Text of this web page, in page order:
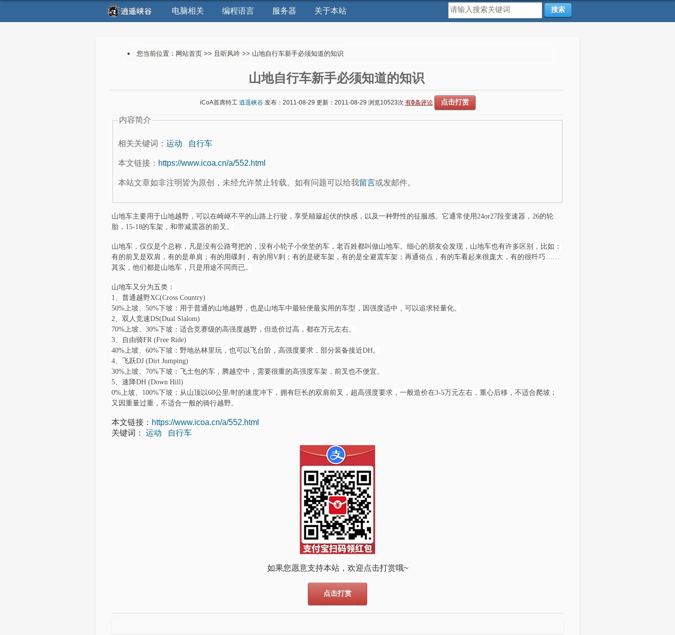
电脑相关 编程语言 服务器 关于本站 搜索
您当前位置： 网站首页>> 且听风吟>> 山地自行车新手必须知道的知识
山地自行车新手必须知道的知识
iCoA首席特工 逍遥峡谷发布：2011-08-29 更新：2011-08-29 浏览10523次 有0条评论 点击打赏
内容简介
相关关键词： 运动 自行车
本文链接： https://www.icoa.cn/a/552.html
本站文章如非注明皆为原创，未经允许禁止转载。如有问题可以给我留言或发邮件。
山地车主要用于山地越野，可以在崎岖不平的山路上行驶，享受颠簸起伏的快感，以及一种野性的征服感。它通常使用24or27段变速器，26的轮
胎，15-18的车架，和带减震器的前叉。
山地车，仅仅是个总称，凡是没有公路弯把的，没有小轮子小坐垫的车，老百姓都叫做山地车。细心的朋友会发现，山地车也有许多区别，比如：
有的前叉是双肩，有的是单肩；有的用碟刹，有的用V刹；有的是硬车架，有的是全避震车架；再通俗点，有的车看起来很庞大，有的很纤巧……
其实，他们都是山地车，只是用途不同而已。
山地车又分为五类：
1、普通越野XC(Cross Country)
50%上坡、50%下坡：用于普通的山地越野，也是山地车中最轻便最实用的车型，因强度适中，可以追求轻量化。
2、双人竞速DS(Dual Slalom)
70%上坡、30%下坡：适合竞赛级的高强度越野，但造价过高，都在万元左右。
3、自由骑FR (Free Ride)
40%上坡、60%下坡：野地丛林里玩，也可以飞台阶，高强度要求，部分装备接近DH。
4、飞跃DJ (Dirt Jumping)
30%上坡、70%下坡：飞土包的车，腾越空中，需要很重的高强度车架，前叉也不便宜。
5、速降DH (Down Hill)
0%上坡、100%下坡：从山顶以60公里/时的速度冲下，拥有巨长的双肩前叉，超高强度要求，一般造价在3-5万元左右，重心后移，不适合爬坡；
又因重量过重，不适合一般的骑行越野。
本文链接： https://www.icoa.cn/a/552.html
关键词： 运动 自行车
如果您愿意支持本站，欢迎点击打赏哦~
点击打赏